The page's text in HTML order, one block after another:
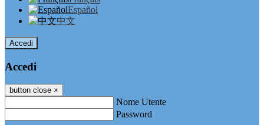
Español
中文
Accedi
Accedi
button close ×
Nome Utente
Password